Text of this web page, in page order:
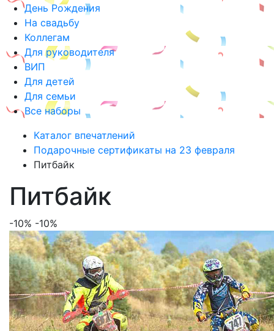
День Рождения
На свадьбу
Коллегам
Для руководителя
ВИП
Для детей
Для семьи
Все наборы
Каталог впечатлений
Подарочные сертификаты на 23 февраля
Питбайк
Питбайк
-10% -10%